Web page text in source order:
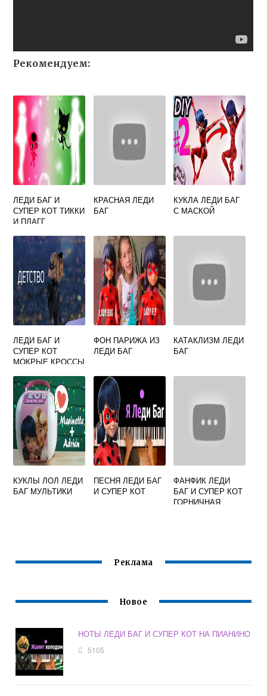
Рекомендуем:
ЛЕДИ БАГ И
СУПЕР КОТ ТИККИ
И ПЛАГГ
КРАСНАЯ ЛЕДИ
БАГ
КУКЛА ЛЕДИ БАГ
С МАСКОЙ
ЛЕДИ БАГ И
СУПЕР КОТ
МОКРЫЕ КРОССЫ
ФОН ПАРИЖА ИЗ
ЛЕДИ БАГ
КАТАКЛИЗМ ЛЕДИ
БАГ
КУКЛЫ ЛОЛ ЛЕДИ
БАГ МУЛЬТИКИ
ПЕСНЯ ЛЕДИ БАГ
И СУПЕР КОТ
ФАНФИК ЛЕДИ
БАГ И СУПЕР КОТ
ГОРНИЧНАЯ
Реклама
Новое
НОТЫ ЛЕДИ БАГ И СУПЕР КОТ НА ПИАНИНО
5105